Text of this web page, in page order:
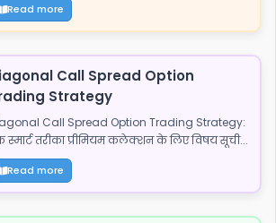
Read more
Call Spread Option
Strategy
Call Spread Option Trading Strategy:
स्मार्ट तरीका प्रीमियम कलेक्शन के लिए विषय सूची...
Read more